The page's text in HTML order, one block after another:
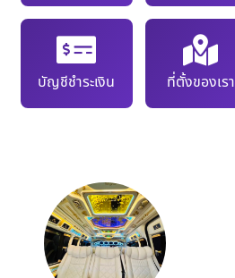
บัญชีชำระเงิน ที่ตั้งของเรา